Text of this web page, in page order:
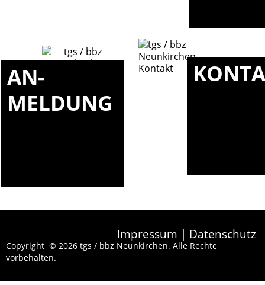
AN-
MELDUNG
Copyright © 2026 tgs / bbz Neunkirchen. Alle Rechte
vorbehalten.
Impressum | Datenschutz